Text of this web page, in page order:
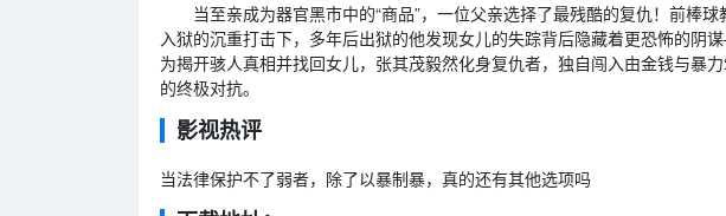
当至亲成为器官黑市中的“商品”，一位父亲选择了最残酷的复仇！前棒球
入狱的沉重打击下，多年后出狱的他发现女儿的失踪背后隐藏着更恐怖的阴
为揭开骇人真相并找回女儿，张其茂毅然化身复仇者，独自闯入由金钱与暴
的终极对抗。
影视热评
当法律保护不了弱者，除了以暴制暴，真的还有其他选项吗